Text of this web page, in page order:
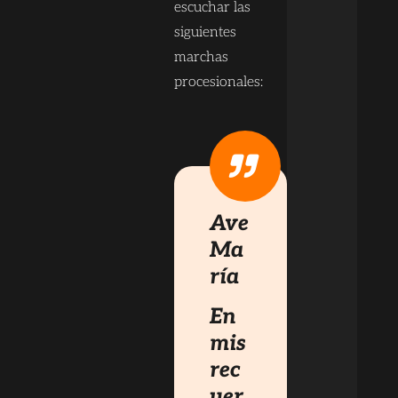
escuchar las
siguientes
marchas
procesionales:
Ave
Ma
ría
En
mis
rec